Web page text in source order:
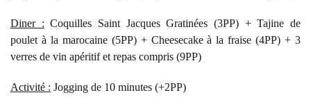
Diner : Coquilles Saint Jacques Gratinées (3PP) + Tajine de
poulet à la marocaine (5PP) + Cheesecake à la fraise (4PP) + 3
verres de vin apéritif et repas compris (9PP)
Activité : Jogging de 10 minutes (+2PP)